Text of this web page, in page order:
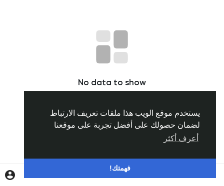
يستخدم موقع الويب هذا ملفات تعريف الارتباط
لضمان حصولك على أفضل تجربة على موقعنا
أعرف أكثر
فهمتك!
المنشورات المشهورة
No data to show